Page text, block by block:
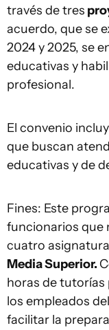
través de tres
acuerdo, que se
2024 y 2025, se
educativas y
profesional.
El convenio
que buscan
educativas y de
Fines: Este
funcionarios que
cuatro
Media Superior.
horas de tutorías
los empleados
facilitar la